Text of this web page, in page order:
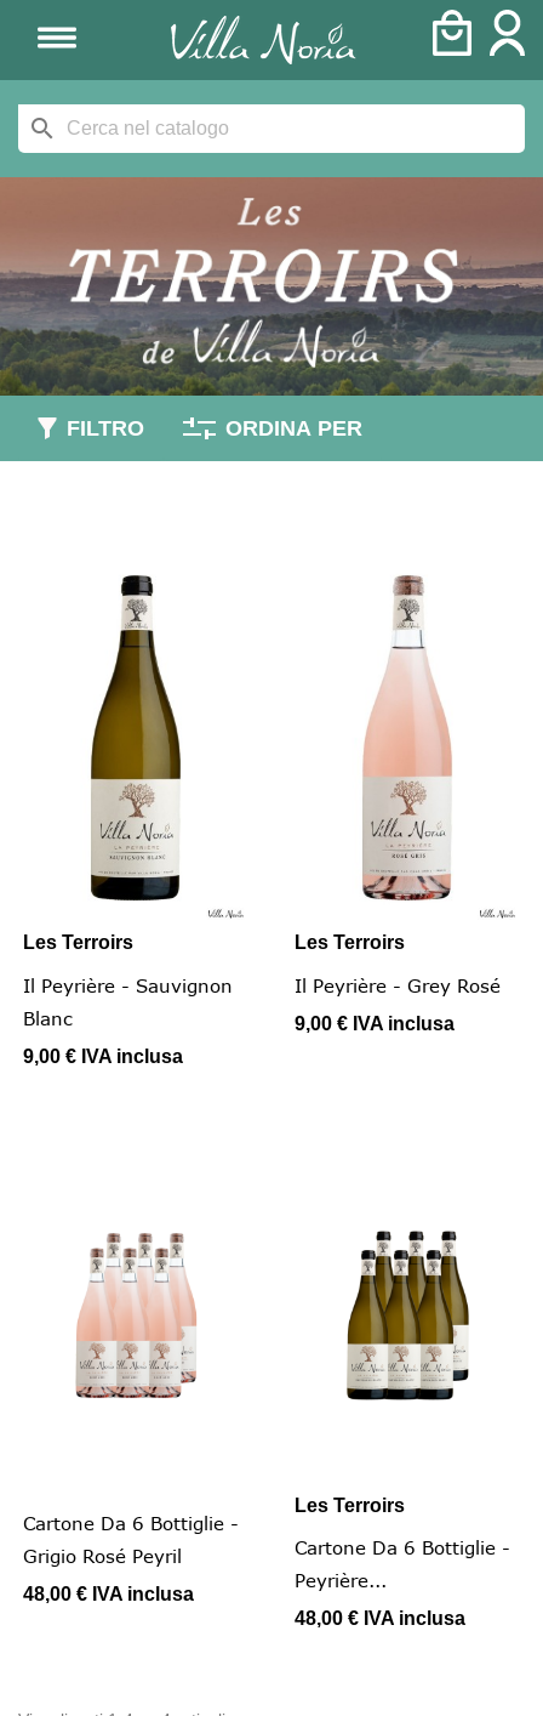
search
FILTRO ORDINA PER
Les Terroirs
Il Peyrière - Sauvignon
Blanc
9,00 € IVA inclusa
Les Terroirs
Il Peyrière - Grey Rosé
9,00 € IVA inclusa
Cartone Da 6 Bottiglie -
Grigio Rosé Peyril
48,00 € IVA inclusa
Les Terroirs
Cartone Da 6 Bottiglie -
Peyrière...
48,00 € IVA inclusa